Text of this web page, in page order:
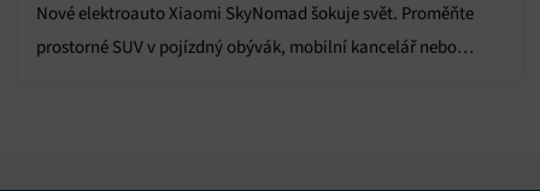
Nové elektroauto Xiaomi SkyNomad šokuje svět. Proměňte
prostorné SUV v pojízdný obývák, mobilní kancelář nebo